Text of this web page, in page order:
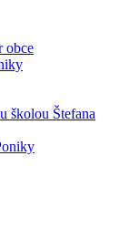
obce
školou Štefana